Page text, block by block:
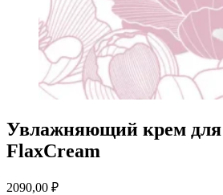
Увлажняющий крем для
FlaxCream
2090,00 ₽